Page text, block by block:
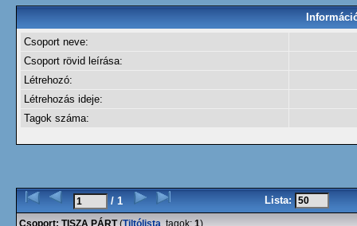
Csoport neve:
Csoport rövid leírása:
Létrehozó:
Létrehozás ideje:
Tagok száma:
/ 1 Lista:
Csoport: TISZA PÁRT(Tiltólista, tagok: 1)